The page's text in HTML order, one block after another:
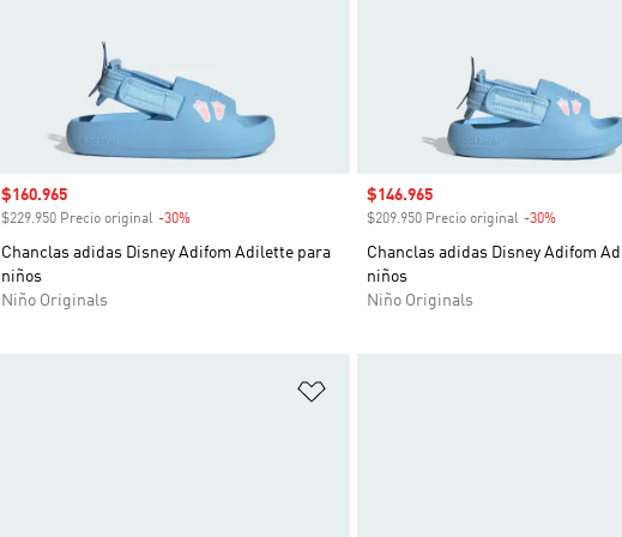
Precio de venta
$160.965
$229.950 Precio original -30%Descuento
Chanclas adidas Disney Adifom Adilette para
niños
Niño Originals
Precio de venta
$146.965
$209.950 Precio original -30%
Chanclas adidas Disney Adifom
niños
Niño Originals